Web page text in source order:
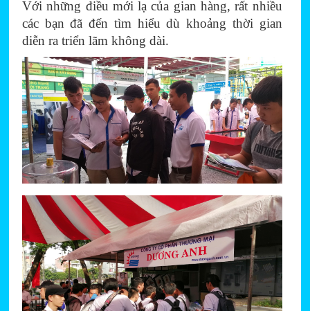
Với những điều mới lạ của gian hàng, rất nhiều
các bạn đã đến tìm hiểu dù khoảng thời gian
diễn ra triển lãm không dài.